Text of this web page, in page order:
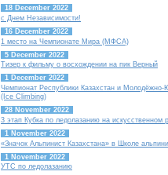
18 December 2022
с Днем Независимости!
16 December 2022
1 место на Чемпионате Мира (МФСА)
5 December 2022
Тизер к фильму о восхождении на пик Верный
1 December 2022
Чемпионат Республики Казахстан и
(Ice Climbing)
28 November 2022
3 этап Кубка по ледолазанию на искусственном
1 November 2022
«Значок Альпинист Казахстана» в Школе
1 November 2022
УТС по ледолазанию